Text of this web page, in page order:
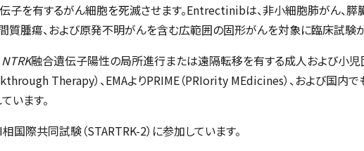
子を有するがん細胞を死滅させます。Entrectinibは、非小細胞肺がん、膵
質腫瘍、および原発不明がんを含む広範囲の固形がんを対象に臨床試験
NTRK融合遺伝子陽性の局所進行または遠隔転移を有する成人および小児
Therapy）、EMAよりPRIME（PRIority MEdicines）、および国内
います。
国際共同試験（STARTRK-2）に参加しています。